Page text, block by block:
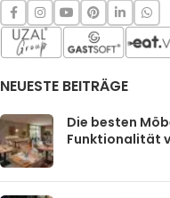
NEUESTE BEITRÄGE
Die besten
Funktionalität